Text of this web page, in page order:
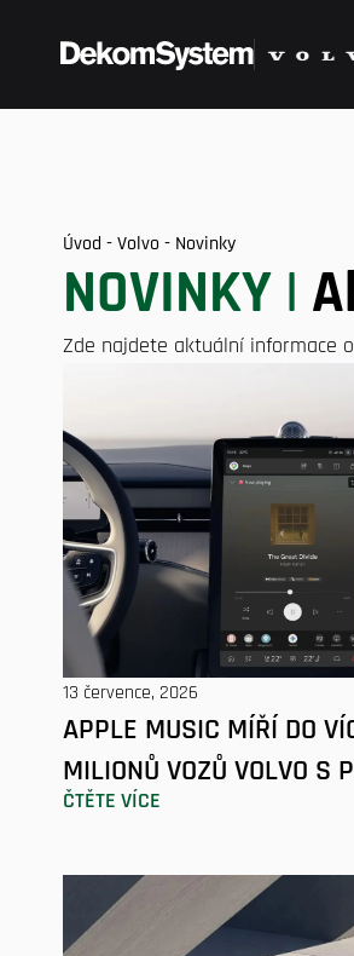
Úvod -Volvo - Novinky
NOVINKY |
Zde najdete aktuální informace
13 července, 2026
APPLE MUSIC MÍŘÍ DO
MILIONŮ VOZŮ VOLVO S
AŽ NA TŘI MĚSÍCE
ČTĚTE VÍCE